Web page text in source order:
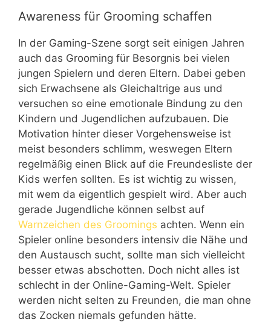
Awareness für Grooming schaffen
In der Gaming-Szene sorgt seit einigen Jahren
auch das Grooming für Besorgnis bei vielen
jungen Spielern und deren Eltern. Dabei geben
sich Erwachsene als Gleichaltrige aus und
versuchen so eine emotionale Bindung zu den
Kindern und Jugendlichen aufzubauen. Die
Motivation hinter dieser Vorgehensweise ist
meist besonders schlimm, weswegen Eltern
regelmäßig einen Blick auf die Freundesliste der
Kids werfen sollten. Es ist wichtig zu wissen,
mit wem da eigentlich gespielt wird. Aber auch
gerade Jugendliche können selbst auf
Warnzeichen des Groomings achten. Wenn ein
Spieler online besonders intensiv die Nähe und
den Austausch sucht, sollte man sich vielleicht
besser etwas abschotten. Doch nicht alles ist
schlecht in der Online-Gaming-Welt. Spieler
werden nicht selten zu Freunden, die man ohne
das Zocken niemals gefunden hätte.